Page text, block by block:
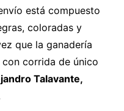
está compuesto
coloradas y
que la ganadería
con corrida de único
Talavante,